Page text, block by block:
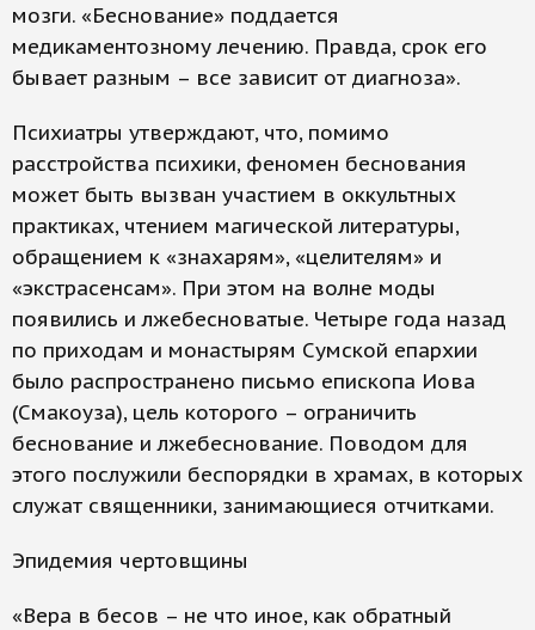
мозги. «Беснование» поддается
медикаментозному лечению. Правда, срок его
бывает разным – все зависит от диагноза».
Психиатры утверждают, что, помимо
расстройства психики, феномен беснования
может быть вызван участием в оккультных
практиках, чтением магической литературы,
обращением к «знахарям», «целителям» и
«экстрасенсам». При этом на волне моды
появились и лжебесноватые. Четыре года назад
по приходам и монастырям Сумской епархии
было распространено письмо епископа Иова
(Смакоуза), цель которого – ограничить
беснование и лжебеснование. Поводом для
этого послужили беспорядки в храмах, в которых
служат священники, занимающиеся отчитками.
Эпидемия чертовщины
«Вера в бесов – не что иное, как обратный